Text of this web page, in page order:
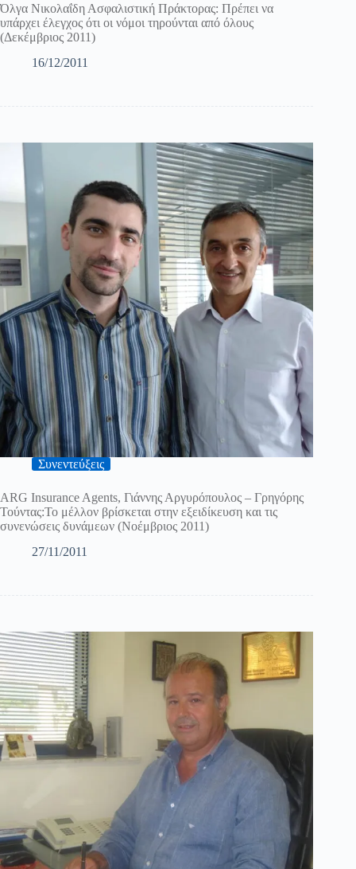
Όλγα Νικολαΐδη Ασφαλιστική Πράκτορας: Πρέπει να
υπάρχει έλεγχος ότι οι νόμοι τηρούνται από όλους
(Δεκέμβριος 2011)
16/12/2011
Συνεντεύξεις
ARG Insurance Agents, Γιάννης Αργυρόπουλος – Γρηγόρης
Τούντας:Το μέλλον βρίσκεται στην εξειδίκευση και τις
συνενώσεις δυνάμεων (Νοέμβριος 2011)
27/11/2011